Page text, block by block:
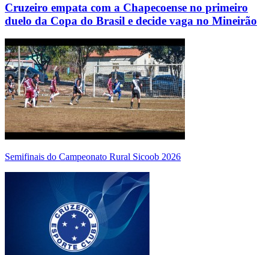
Cruzeiro empata com a Chapecoense no primeiro
duelo da Copa do Brasil e decide vaga no Mineirão
Semifinais do Campeonato Rural Sicoob 2026